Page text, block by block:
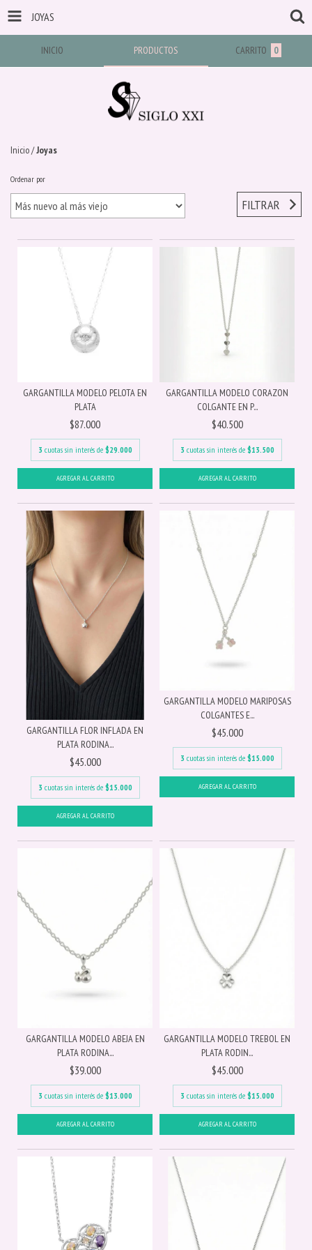
JOYAS
INICIO PRODUCTOS CARRITO 0
Inicio/Joyas
Ordenar por
FILTRAR
GARGANTILLA MODELO PELOTA EN
PLATA
$87.000
3 cuotas sin interés de $29.000
AGREGAR AL CARRITO
GARGANTILLA MODELO CORAZON
COLGANTE EN P...
$40.500
3 cuotas sin interés de $13.500
GARGANTILLA FLOR INFLADA EN
PLATA RODINA...
$45.000
3 cuotas sin interés de $15.000
GARGANTILLA MODELO MARIPOSAS
COLGANTES E...
$45.000
3 cuotas sin interés de $15.000
GARGANTILLA MODELO ABEJA EN
PLATA RODINA...
$39.000
3 cuotas sin interés de $13.000
GARGANTILLA MODELO TREBOL EN
PLATA RODIN...
$45.000
3 cuotas sin interés de $15.000